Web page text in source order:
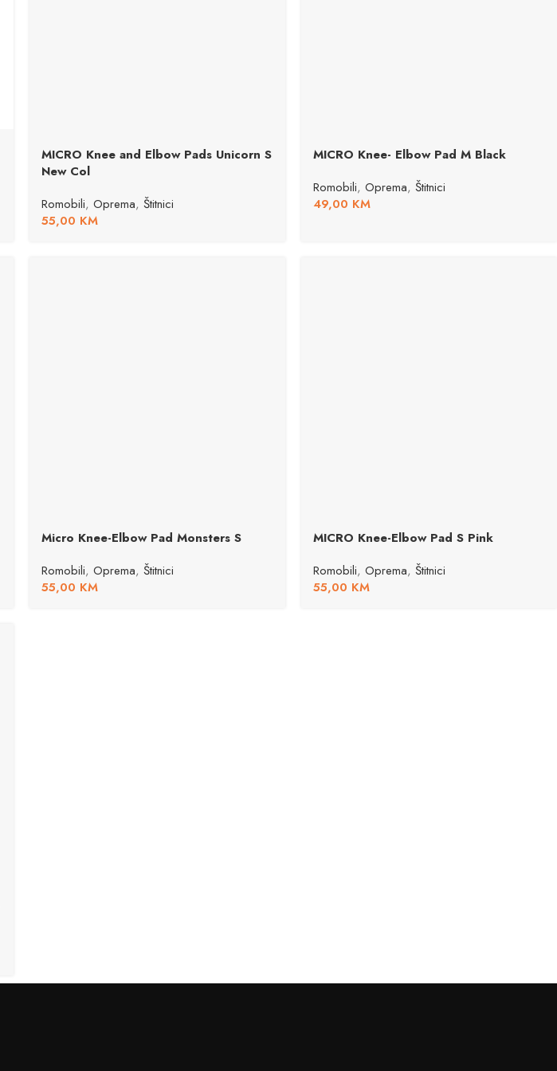
MICRO Knee and Elbow Pads Unicorn S
New Col
Romobili, Oprema, Štitnici
55,00 KM
MICRO Knee- Elbow Pad M Black
Romobili, Oprema, Štitnici
49,00 KM
Micro Knee-Elbow Pad Monsters S
Romobili, Oprema, Štitnici
55,00 KM
MICRO Knee-Elbow Pad S Pink
Romobili, Oprema, Štitnici
55,00 KM